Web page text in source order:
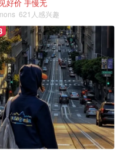
好价 手慢无
621人感兴趣